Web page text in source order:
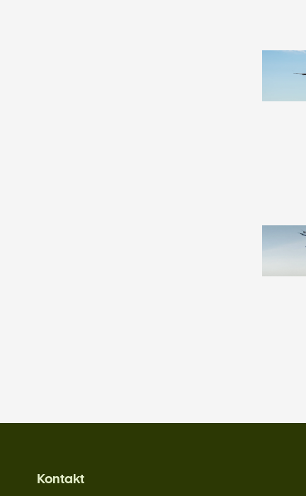
Kontakt